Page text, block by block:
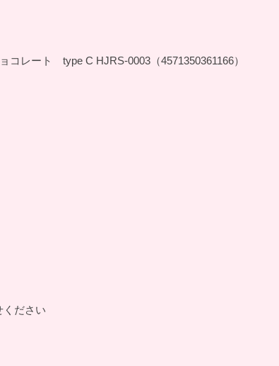
コレート type C HJRS-0003（4571350361166）
ください